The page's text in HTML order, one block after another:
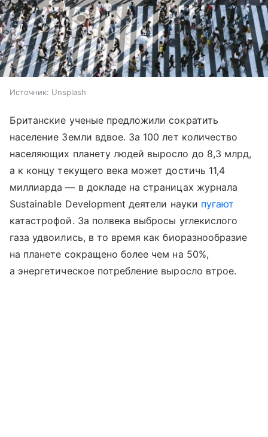
Источник: Unsplash
Британские ученые предложили сократить
население Земли вдвое. За 100 лет количество
населяющих планету людей выросло до 8,3 млрд,
а к концу текущего века может достичь 11,4
миллиарда — в докладе на страницах журнала
Sustainable Development деятели науки пугают
катастрофой. За полвека выбросы углекислого
газа удвоились, в то время как биоразнообразие
на планете сокращено более чем на 50%,
а энергетическое потребление выросло втрое.